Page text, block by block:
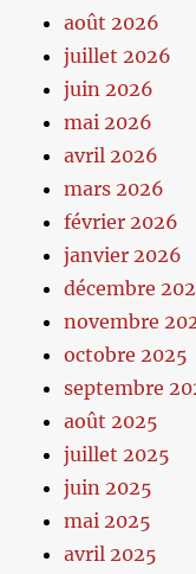
août 2026
juillet 2026
juin 2026
mai 2026
avril 2026
mars 2026
février 2026
janvier 2026
décembre
novembre
octobre 2025
septembre
août 2025
juillet 2025
juin 2025
mai 2025
avril 2025